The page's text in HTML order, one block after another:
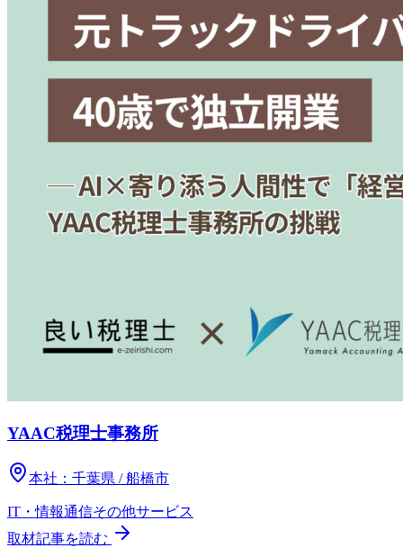
YAAC税理士事務所
本社： 千葉県 / 船橋市
IT・情報通信その他サービス
取材記事を読む